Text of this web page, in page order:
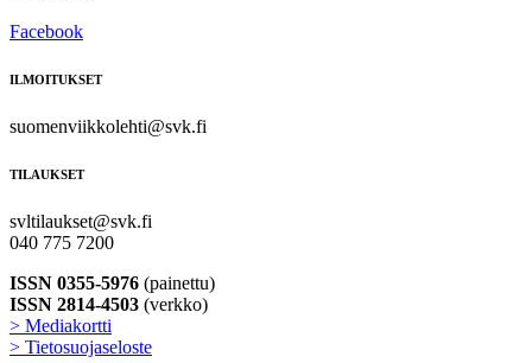
Facebook
ILMOITUKSET
suomenviikkolehti@svk.fi
TILAUKSET
svltilaukset@svk.fi
040 775 7200
ISSN 0355-5976 (painettu)
ISSN 2814-4503 (verkko)
> Mediakortti
> Tietosuojaseloste